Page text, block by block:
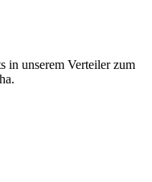
in unserem Verteiler zum